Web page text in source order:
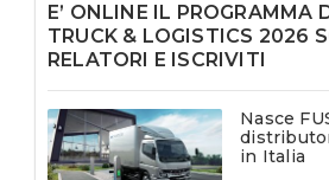
E’ ONLINE IL PROGRAMMA
TRUCK & LOGISTICS 2026
RELATORI E ISCRIVITI
Nasce
in Italia